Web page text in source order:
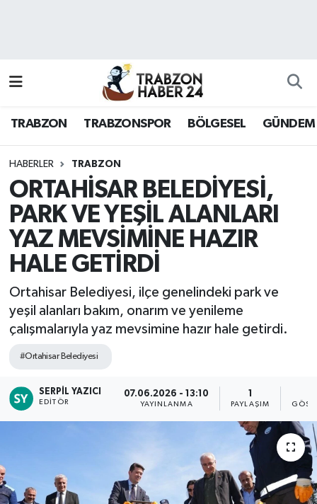
TRABZON TRABZONSPOR BÖLGESEL GÜNDEM
HABERLER TRABZON
ORTAHİSAR BELEDİYESİ,
PARK VE YEŞİL ALANLARI
YAZ MEVSİMİNE HAZIR
HALE GETİRDİ
Ortahisar Belediyesi, ilçe genelindeki park ve
yeşil alanları bakım, onarım ve yenileme
çalışmalarıyla yaz mevsimine hazır hale getirdi.
#Ortahisar Belediyesi
SERPIL YAZICI
EDITÖR
07.06.2026 - 13:10
YAYINLANMA
1
PAYLAŞIM
Hava Durumu
Namaz Vakitleri
Trafik Durumu
Süper Lig Puan Durumu ve Fikstür
Tüm Manşetler
Son Dakika Haberleri
Haber Arşivi